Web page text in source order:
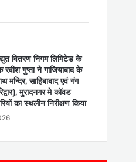
वितरण निगम लिमिटेड के
गुप्ता ने गाजियाबाद के
मन्दिर, साहिबाबाद एवं गंग
मुरादनगर मे कॉवड
का स्थलीन निरीक्षण किया